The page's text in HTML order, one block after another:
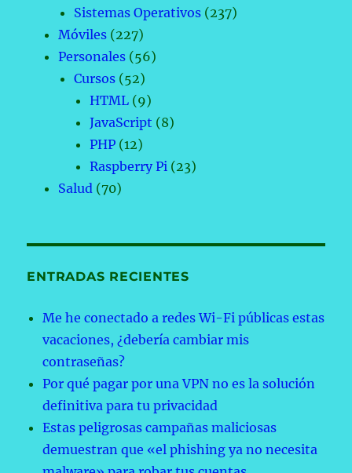
Sistemas Operativos (237)
Móviles (227)
Personales (56)
Cursos (52)
HTML (9)
JavaScript (8)
PHP (12)
Raspberry Pi (23)
Salud (70)
ENTRADAS RECIENTES
Me he conectado a redes Wi-Fi públicas estas
vacaciones, ¿debería cambiar mis
contraseñas?
Por qué pagar por una VPN no es la solución
definitiva para tu privacidad
Estas peligrosas campañas maliciosas
demuestran que «el phishing ya no necesita